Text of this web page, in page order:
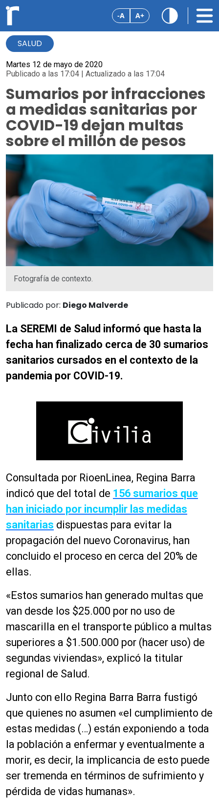
-A A+
SALUD
Martes 12 de mayo de 2020
Publicado a las 17:04 | Actualizado a las 17:04
Sumarios por infracciones
a medidas sanitarias por
COVID-19 dejan multas
sobre el millón de pesos
Fotografía de contexto.
Publicado por: Diego Malverde
La SEREMI de Salud informó que hasta la
fecha han finalizado cerca de 30 sumarios
sanitarios cursados en el contexto de la
pandemia por COVID-19.
Consultada por RioenLinea, Regina Barra
indicó que del total de 156 sumarios que
han iniciado por incumplir las medidas
sanitarias dispuestas para evitar la
propagación del nuevo Coronavirus, han
concluido el proceso en cerca del 20% de
ellas.
«Estos sumarios han generado multas que
van desde los $25.000 por no uso de
mascarilla en el transporte público a multas
superiores a $1.500.000 por (hacer uso) de
segundas viviendas», explicó la titular
regional de Salud.
Junto con ello Regina Barra Barra fustigó
que quienes no asumen «el cumplimiento de
estas medidas (…) están exponiendo a toda
la población a enfermar y eventualmente a
morir, es decir, la implicancia de esto puede
ser tremenda en términos de sufrimiento y
pérdida de vidas humanas».